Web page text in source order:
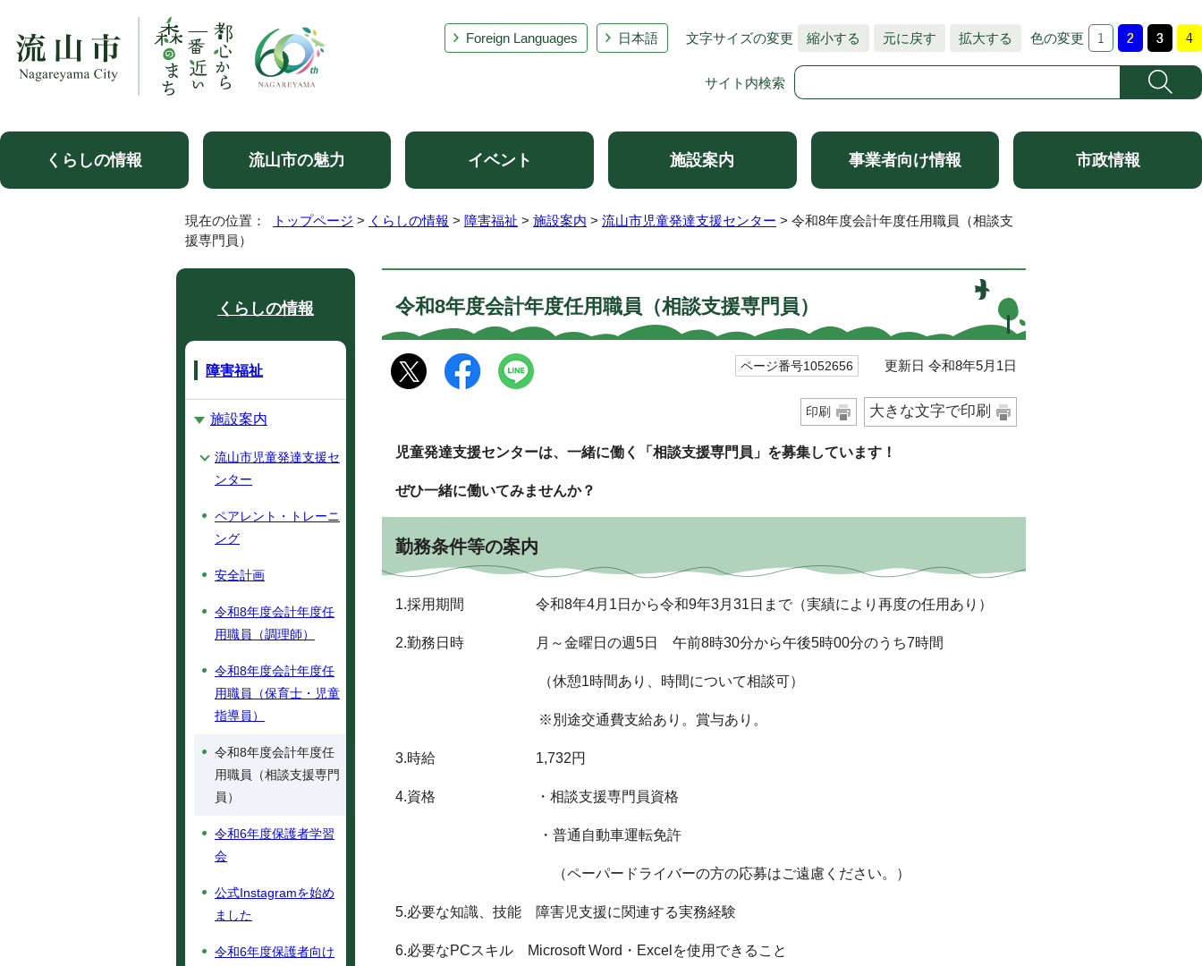
Foreign Languages 日本語 文字サイズの変更 縮小する 元に戻す 拡大する 色の変更
サイト内検索
くらしの情報 流山市の魅力 イベント 施設案内 事業者向け情報 市政情報
現在の位置： トップページ > くらしの情報 > 障害福祉 > 施設案内 > 流山市児童発達支援センター > 令和8年度会計年度任用職員（相談支
援専門員）
令和8年度会計年度任用職員（相談支援専門員）
ページ番号1052656 更新日 令和8年5月1日
印刷 大きな文字で印刷
児童発達支援センターは、一緒に働く「相談支援専門員」を募集しています！
ぜひ一緒に働いてみませんか？
勤務条件等の案内
1.採用期間 令和8年4月1日から令和9年3月31日まで（実績により再度の任用あり）
2.勤務日時 月～金曜日の週5日 午前8時30分から午後5時00分のうち7時間
（休憩1時間あり、時間について相談可）
※別途交通費支給あり。賞与あり。
3.時給 1,732円
4.資格 ・相談支援専門員資格
・普通自動車運転免許
（ペーパードライバーの方の応募はご遠慮ください。）
5.必要な知識、技能 障害児支援に関連する実務経験
6.必要なPCスキル Microsoft Word・Excelを使用できること
くらしの情報
障害福祉
施設案内
流山市児童発達支援セ
ンター
ペアレント・トレーニ
ング
安全計画
令和8年度会計年度任
用職員（調理師）
令和8年度会計年度任
用職員（保育士・児童
指導員）
令和8年度会計年度任
用職員（相談支援専門
員）
令和6年度保護者学習
会
公式Instagramを始め
ました
令和6年度保護者向け